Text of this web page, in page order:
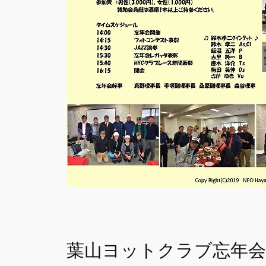
葉山ヨットクラブ忘年